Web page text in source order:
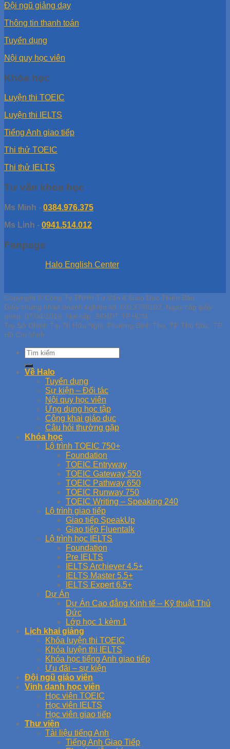
Đội ngũ giảng dạy
Thông tin thanh toán
Tuyển dụng
Nội quy học viên
Khóa học
Luyện thi TOEIC
Luyện thi IELTS
Tiếng Anh giao tiếp
Thi thử TOEIC
Thi thử IELTS
Tư vấn khóa học
Ms Minh - 0384.976.375
Ms Linh - 0941.514.012
Fanpage
Halo English Center
Copyright © Công Ty TNHH Tư Vấn & Giáo Dục Thiên Bảo
Giấy chứng nhận doanh nghiệp số: 0313739102, Ngày cấp giấy
phép: 07/04/2016, Nơi cấp: SKHDT TP.HCM
Trụ Sở Chính Tại 70 Hữu Nghị, Phường Bình Thọ, TP Thủ Đức, TP
Hồ Chí Minh
Về Halo
Tuyển dụng
Sự kiện – Đối tác
Nội quy học viên
Ứng dụng học tập
Công khai giáo dục
Câu hỏi thường gặp
Khóa học
Lộ trình TOEIC 750+
Foundation
TOEIC Entryway
TOEIC Gateway 550
TOEIC Pathway 650
TOEIC Runway 750
TOEIC Writing – Speaking 240
Lộ trình giao tiếp
Giao tiếp SpeakUp
Giao tiếp Fluentalk
Lộ trình học IELTS
Foundation
Pre IELTS
IELTS Archiever 4.5+
IELTS Master 5.5+
IELTS Expert 6.5+
Dự Án
Dự Án Cao đẳng Kinh tế – Kỹ thuật Thủ
Đức
Lớp học 1 kèm 1
Lịch khai giảng
Khóa luyện thi TOEIC
Khóa luyện thi IELTS
Khóa học tiếng Anh giao tiếp
Ưu đãi – sự kiện
Đội ngũ giáo viên
Vinh danh học viên
Học viên TOEIC
Học viên IELTS
Học viên giao tiếp
Thư viện
Tài liệu tiếng Anh
Tiếng Anh Giao Tiếp